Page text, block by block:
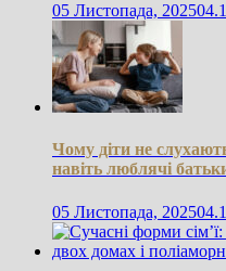
05 Листопада, 2025
Чому діти не
навіть люблячі
05 Листопада, 2025